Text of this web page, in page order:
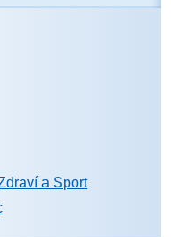
a Sport